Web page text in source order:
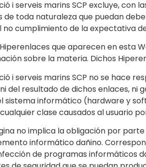
i serveis marins SCP excluye,
de toda naturaleza que puedan
no cumplimiento de la expectativa
que aparecen en esta
sobre la materia. Dichos
i serveis marins SCP no se hace
del resultado de dichos enlaces,
sistema informático (hardware y
clase causados al usuario
no implica la obligación por
informático dañino.
de programas informáticos